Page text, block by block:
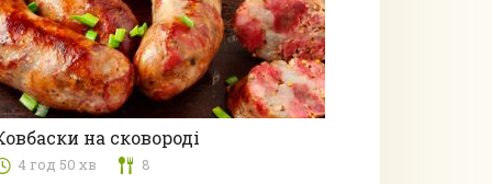
з м’ясом та субпродуктами
на сковороді
4 год 50 хв 8